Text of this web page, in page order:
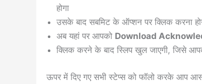
होगा
उसके बाद सबमिट के ऑप्शन पर क्लिक करना
अब यहां पर आपको Download
क्लिक करने के बाद स्लिप खुल जाएगी, जिसे
ऊपर में दिए गए सभी स्टेप्स को फॉलो करके आप